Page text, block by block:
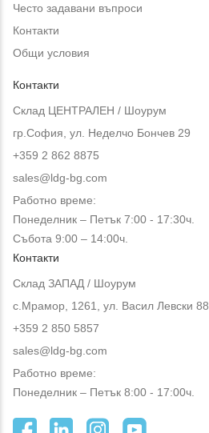
Често задавани въпроси
Контакти
Общи условия
Контакти
Склад ЦЕНТРАЛЕН / Шоурум
гр.София, ул. Неделчо Бончев 29
+359 2 862 8875
sales@ldg-bg.com
Работно време:
Понеделник – Петък 7:00 - 17:30ч.
Събота 9:00 – 14:00ч.
Контакти
Склад ЗАПАД / Шоурум
с.Мрамор, 1261, ул. Васил Левски 88
+359 2 850 5857
sales@ldg-bg.com
Работно време:
Понеделник – Петък 8:00 - 17:00ч.